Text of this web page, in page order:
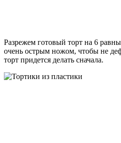
Разрежем готовый торт на 6
очень острым ножом, чтобы не
торт придется делать сначала.